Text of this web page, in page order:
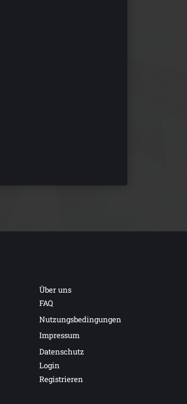
Über uns
FAQ
Nutzungsbedingungen
Impressum
Datenschutz
Login
Registrieren